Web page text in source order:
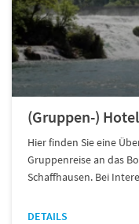
(Gruppen-)
Hier finden Sie eine
Gruppenreise an das
Schaffhausen. Bei
DETAILS